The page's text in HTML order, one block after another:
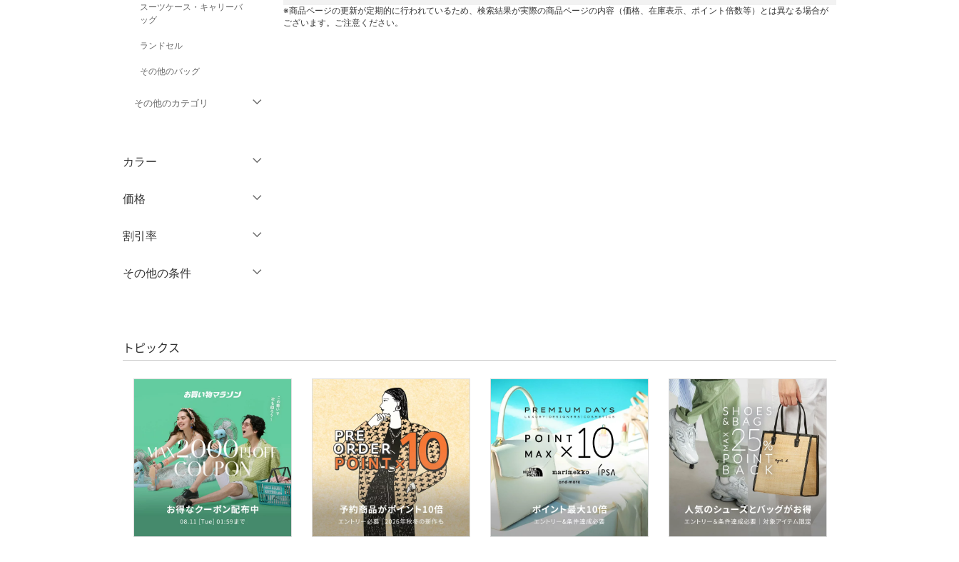
スーツケース・キャリーバ
ッグ
ランドセル
その他のバッグ
その他のカテゴリ
ジャケット・アウター
パンツ
ワンピース・ドレス
スカート
シューズ・靴
靴下・レッグウェア
ファッション雑貨
アクセサリー・腕時計
財布・ポーチ・ケース
カラー
価格
絞り込み
割引率
％OFF～ ％OFF
その他の条件
クリア 絞り込み
※商品ページの更新が定期的に行われているため、検索結果が実際の商品ページの内容（価格、在庫表示、ポイント倍数等）とは異なる場合が
ございます。ご注意ください。
トピックス